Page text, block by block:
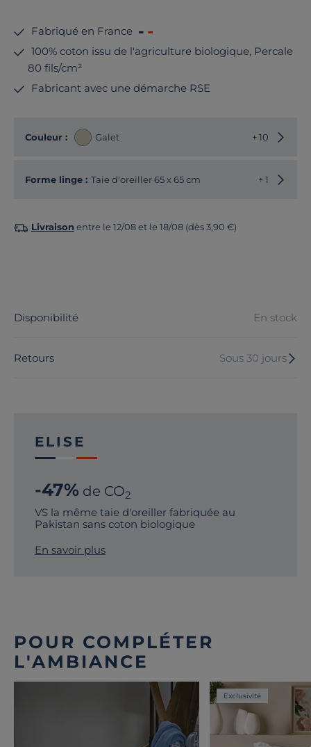
Fabriqué en France
100% coton issu de l'agriculture biologique, Percale
80 fils/cm²
Fabricant avec une démarche RSE
Couleur : Galet + 10
Forme linge : Taie d'oreiller 65 x 65 cm + 1
Livraison entre le 12/08 et le 18/08 (dès 3,90 €)
Disponibilité En stock
Retours Sous 30 jours
ELISE
-47% de CO2
VS la même taie d'oreiller fabriquée au
Pakistan sans coton biologique
En savoir plus
POUR COMPLÉTER
L'AMBIANCE
Exclusivité